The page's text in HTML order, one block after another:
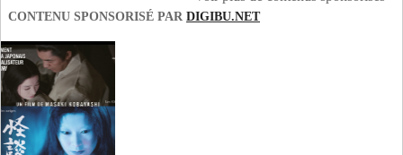
CONTENU SPONSORISÉ PAR DIGIBU.NET